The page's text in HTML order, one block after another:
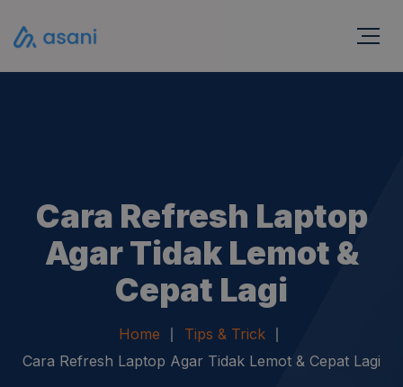
Cara Refresh Laptop
Agar Tidak Lemot &
Cepat Lagi
Home
Tips & Trick
Cara Refresh Laptop Agar Tidak Lemot & Cepat Lagi